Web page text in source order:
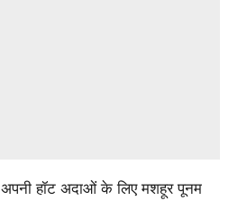
अपनी हॉट अदाओं के लिए मशहूर पूनम